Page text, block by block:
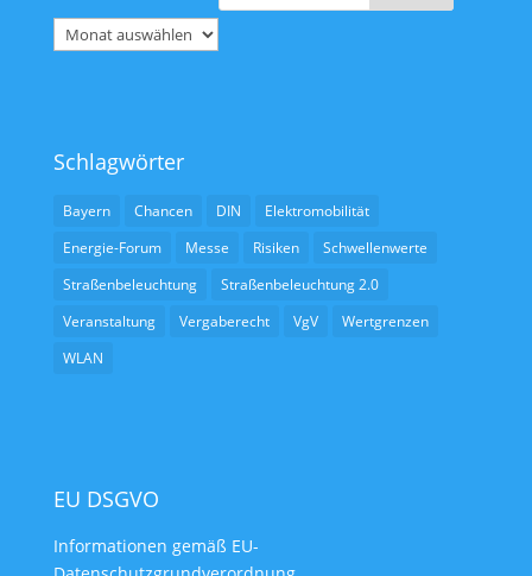
Archiv
Schlagwörter
Bayern Chancen DIN
Elektromobilität
Energie-Forum
Messe Risiken
Schwellenwerte
Straßenbeleuchtung
Straßenbeleuchtung 2.0
Veranstaltung
Vergaberecht VgV
Wertgrenzen
WLAN
EU DSGVO
Informationen gemäß EU-